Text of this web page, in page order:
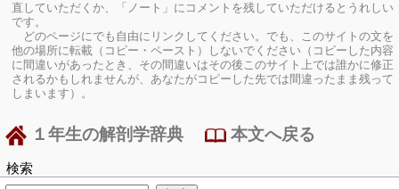
直していただくか、「ノート」にコメントを残していただけるとうれしい
です。
どのページにでも自由にリンクしてください。でも、このサイトの文を
他の場所に転載（コピー・ペースト）しないでください（コピーした内容
に間違いがあったとき、その間違いはその後このサイト上では誰かに修正
されるかもしれませんが、あなたがコピーした先では間違ったまま残って
しまいます）。
１年生の解剖学辞典 本文へ戻る
検索